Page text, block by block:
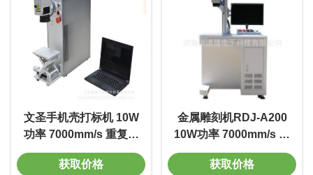
文圣手机壳打标机 10W
功率 7000mm/s 重复精
度0.002mm 免维护
获取价格
金属雕刻机RDJ-A200
10W功率 7000mm/s 重
复精度0.002mm 免维护
获取价格